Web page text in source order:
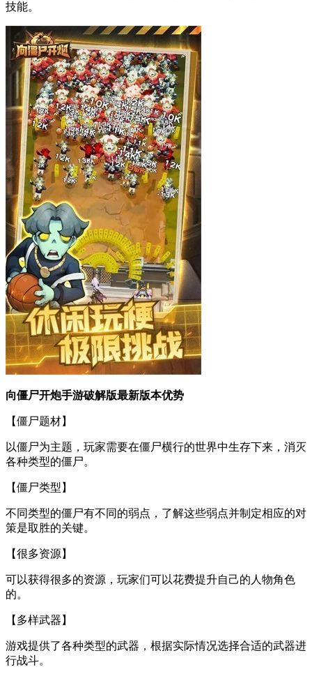
技能。
向僵尸开炮手游破解版最新版本优势
【僵尸题材】
以僵尸为主题，玩家需要在僵尸横行的世界中生存下来，消灭
各种类型的僵尸。
【僵尸类型】
不同类型的僵尸有不同的弱点，了解这些弱点并制定相应的对
策是取胜的关键。
【很多资源】
可以获得很多的资源，玩家们可以花费提升自己的人物角色
的。
【多样武器】
游戏提供了各种类型的武器，根据实际情况选择合适的武器进
行战斗。